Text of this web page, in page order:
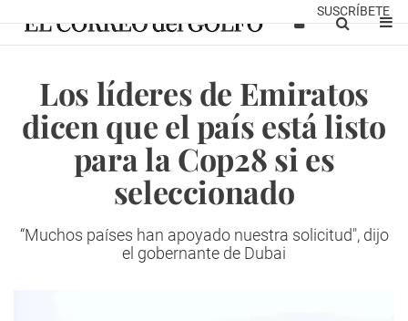
SUSCRÍBETE
Los líderes de Emiratos
dicen que el país está listo
para la Cop28 si es
seleccionado
“Muchos países han apoyado nuestra solicitud", dijo
el gobernante de Dubai